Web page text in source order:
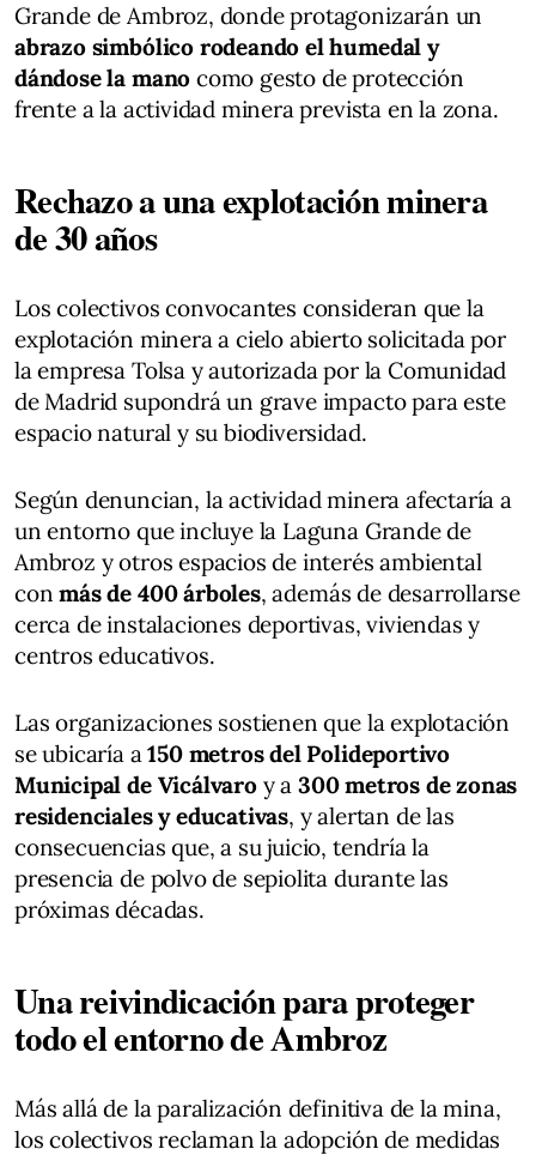
Grande de Ambroz, donde protagonizarán un
abrazo simbólico rodeando el humedal y
dándose la mano como gesto de protección
frente a la actividad minera prevista en la zona.
Rechazo a una explotación minera
de 30 años
Los colectivos convocantes consideran que la
explotación minera a cielo abierto solicitada por
la empresa Tolsa y autorizada por la Comunidad
de Madrid supondrá un grave impacto para este
espacio natural y su biodiversidad.
Según denuncian, la actividad minera afectaría a
un entorno que incluye la Laguna Grande de
Ambroz y otros espacios de interés ambiental
conmás de 400 árboles, además de desarrollarse
cerca de instalaciones deportivas, viviendas y
centros educativos.
Las organizaciones sostienen que la explotación
se ubicaría a150 metros del Polideportivo
Municipal de Vicálvaroy a 300 metros de zonas
residenciales y educativas, y alertan de las
consecuencias que, a su juicio, tendría la
presencia de polvo de sepiolita durante las
próximas décadas.
Una reivindicación para proteger
todo el entorno de Ambroz
Más allá de la paralización definitiva de la mina,
los colectivos reclaman la adopción de medidas